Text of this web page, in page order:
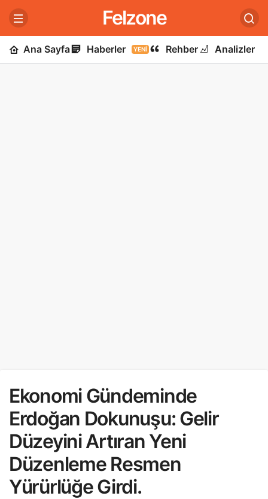
Felzone
Ana Sayfa Haberler YENI Rehber Analizler
Ekonomi Gündeminde
Erdoğan Dokunuşu: Gelir
Düzeyini Artıran Yeni
Düzenleme Resmen
Yürürlüğe Girdi.